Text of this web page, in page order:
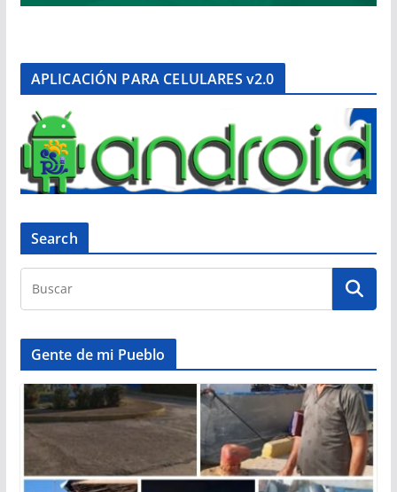
APLICACIÓN PARA CELULARES v2.0
Search
Gente de mi Pueblo